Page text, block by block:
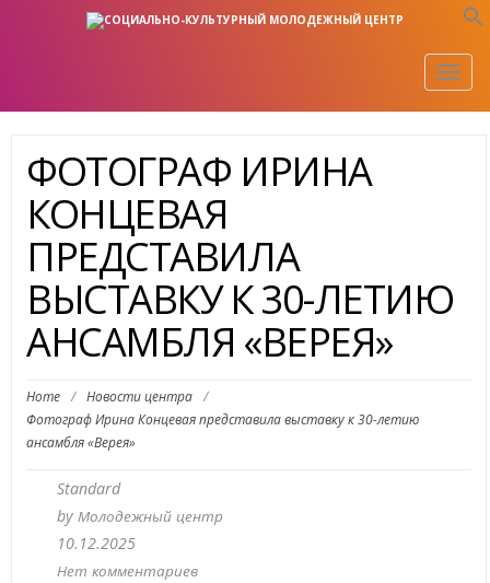
ФОТОГРАФ ИРИНА
КОНЦЕВАЯ
ПРЕДСТАВИЛА
ВЫСТАВКУ К 30-ЛЕТИЮ
АНСАМБЛЯ «ВЕРЕЯ»
Home / Новости центра /
Фотограф Ирина Концевая представила выставку к 30-летию
ансамбля «Верея»
Standard
by Молодежный центр
10.12.2025
Нет комментариев